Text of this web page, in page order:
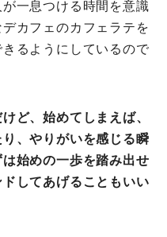
一息つける時間を意識
カフェのカフェラテを
るようにしているので
ど、始めてしまえば、
、やりがいを感じる瞬
始めの一歩を踏み出せ
してあげることもいい